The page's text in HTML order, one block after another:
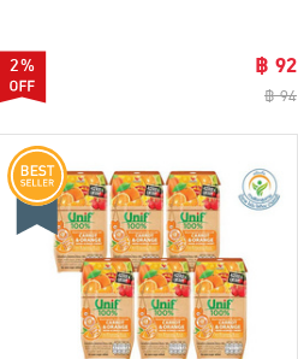
2% ฿ 92
฿ 94